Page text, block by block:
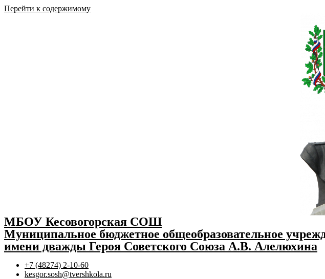
Перейти к содержимому
МБОУ Кесовогорская СОШ
Муниципальное бюджетное общеобразовательное
имени дважды Героя Советского Союза А.В. Алелюхина
+7 (48274) 2-10-60
kesgor.sosh@tvershkola.ru